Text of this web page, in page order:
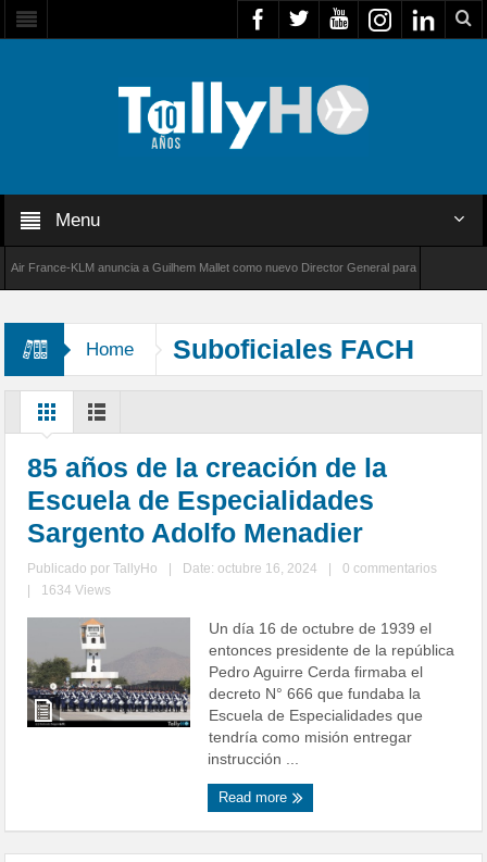
Menu
KLM anuncia a Guilhem Mallet como nuevo Director General para América Latina
Home Suboficiales FACH
85 años de la creación de la
Escuela de Especialidades
Sargento Adolfo Menadier
Publicado porTallyHo Date: octubre 16, 2024
0 commentarios
1634 Views
Un día 16 de octubre de 1939 el
entonces presidente de la república
Pedro Aguirre Cerda firmaba el
decreto N° 666 que fundaba la
Escuela de Especialidades que
tendría como misión entregar
instrucción ...
Read more